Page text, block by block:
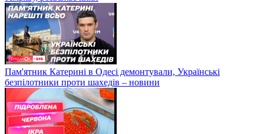
Пам'ятник Катерині в Одесі демонтували, Українські
безпілотники проти шахедів – новини